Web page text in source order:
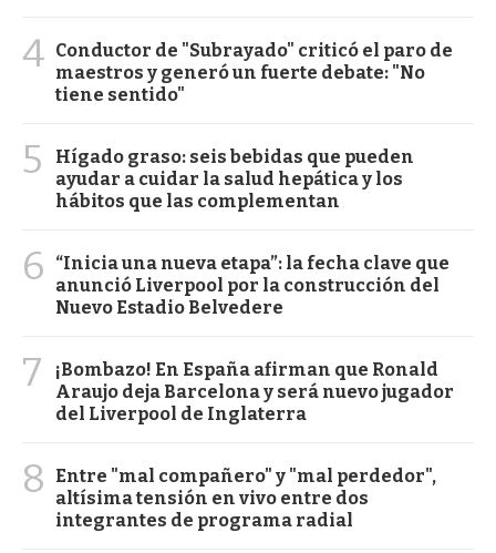
4 Conductor de "Subrayado" criticó el paro de
maestros y generó un fuerte debate: "No
tiene sentido"
5
Hígado graso: seis bebidas que pueden
ayudar a cuidar la salud hepática y los
hábitos que las complementan
6
“Inicia una nueva etapa”: la fecha clave que
anunció Liverpool por la construcción del
Nuevo Estadio Belvedere
7
¡Bombazo! En España afirman que Ronald
Araujo deja Barcelona y será nuevo jugador
del Liverpool de Inglaterra
8
Entre "mal compañero" y "mal perdedor",
altísima tensión en vivo entre dos
integrantes de programa radial